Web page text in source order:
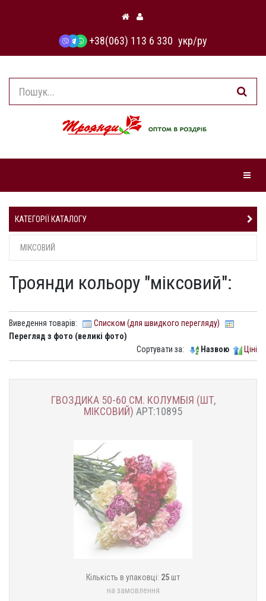
+38(063) 113 6 330 укр/ру
КАТЕГОРІЇ КАТАЛОГУ
МІКСОВИЙ
Троянди кольору "міксовий":
Виведення товарів:
Списком (для швидкого перегляду)
Перегляд з фото (великі фото)
Сортувати за:
Назвою Ціні
ГВОЗДИКА 50-60 СМ. КОЛУМБІЯ (ШТ,
МІКСОВИЙ) АРТ:10895
Кількість в упаковці: 25 шт
на замовлення